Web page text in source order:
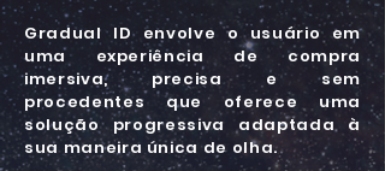
Gradual ID envolve o usuário em
uma experiência de compra
imersiva, precisa e sem
procedentes que oferece uma
solução progressiva adaptada à
sua maneira única de olha.